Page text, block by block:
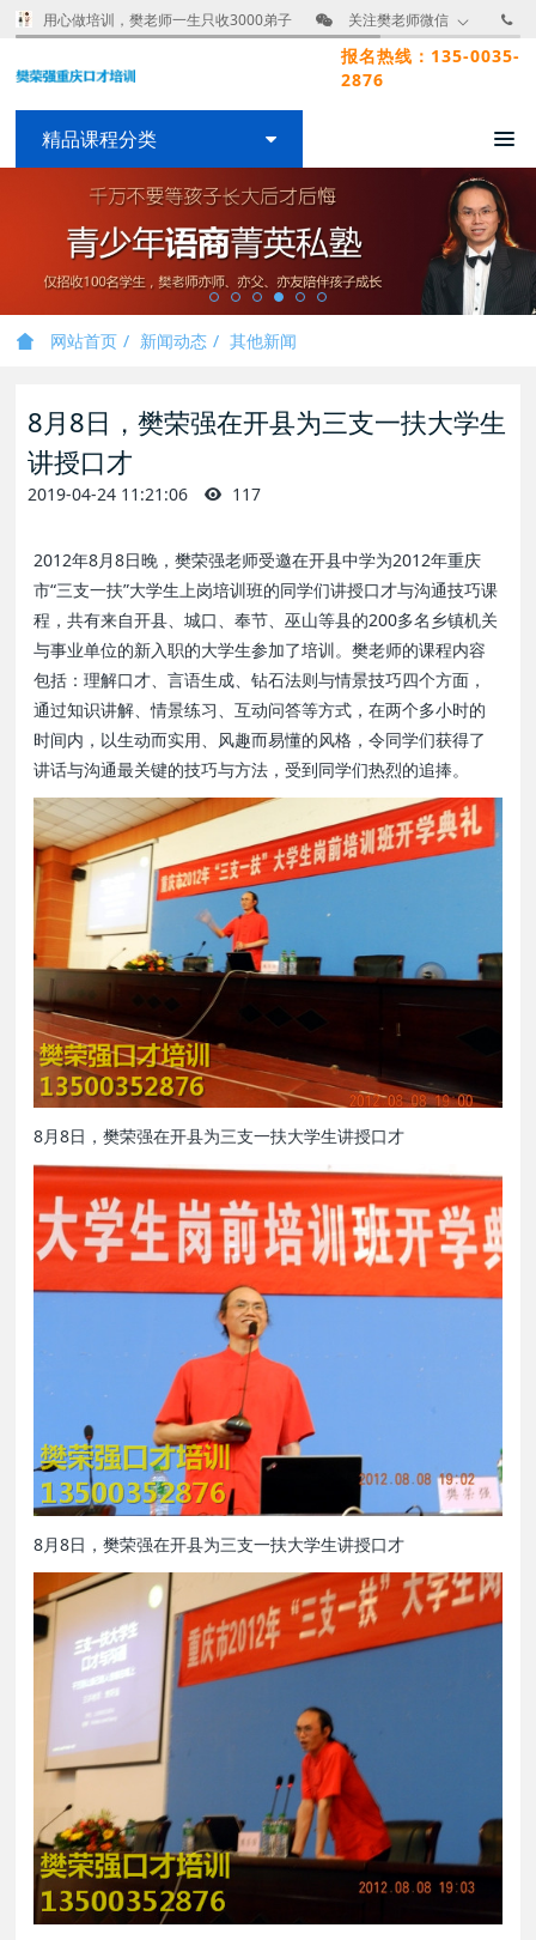
用心做培训，樊老师一生只收3000弟子 关注樊老师微信
报名热线：135-0035-
2876
精品课程分类
网站首页 新闻动态 其他新闻
8月8日，樊荣强在开县为三支一扶大学生
讲授口才
2019-04-24 11:21:06 117
2012年8月8日晚，樊荣强老师受邀在开县中学为2012年重庆
市“三支一扶”大学生上岗培训班的同学们讲授口才与沟通技巧课
程，共有来自开县、城口、奉节、巫山等县的200多名乡镇机关
与事业单位的新入职的大学生参加了培训。樊老师的课程内容
包括：理解口才、言语生成、钻石法则与情景技巧四个方面，
通过知识讲解、情景练习、互动问答等方式，在两个多小时的
时间内，以生动而实用、风趣而易懂的风格，令同学们获得了
讲话与沟通最关键的技巧与方法，受到同学们热烈的追捧。
8月8日，樊荣强在开县为三支一扶大学生讲授口才
8月8日，樊荣强在开县为三支一扶大学生讲授口才